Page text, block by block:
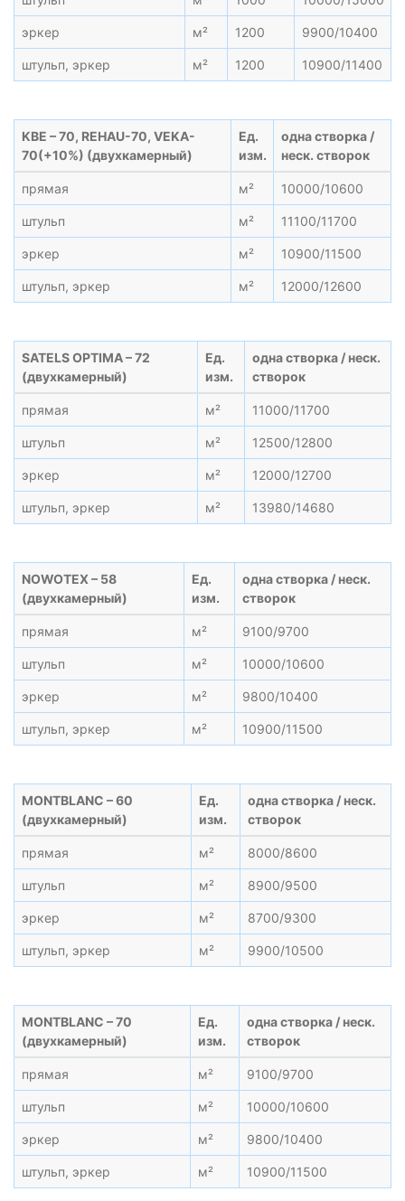
эркер м² 1200 9900/10400
штульп, эркер м² 1200 10900/11400
KBE – 70, REHAU-70, VEKA-
70(+10%) (двухкамерный)
Ед.
изм.
одна створка /
неск. створок
прямая м² 10000/10600
штульп м² 11100/11700
эркер м² 10900/11500
штульп, эркер м² 12000/12600
SATELS OPTIMA – 72
(двухкамерный)
Ед.
изм.
одна створка / неск.
створок
прямая м² 11000/11700
штульп м² 12500/12800
эркер м² 12000/12700
штульп, эркер м² 13980/14680
NOWOTEX – 58
(двухкамерный)
Ед.
изм.
одна створка / неск.
створок
прямая м² 9100/9700
штульп м² 10000/10600
эркер м² 9800/10400
штульп, эркер м² 10900/11500
MONTBLANC – 60
(двухкамерный)
Ед.
изм.
одна створка / неск.
створок
прямая м² 8000/8600
штульп м² 8900/9500
эркер м² 8700/9300
штульп, эркер м² 9900/10500
MONTBLANC – 70
(двухкамерный)
Ед.
изм.
одна створка / неск.
створок
прямая м² 9100/9700
штульп м² 10000/10600
эркер м² 9800/10400
штульп, эркер м² 10900/11500